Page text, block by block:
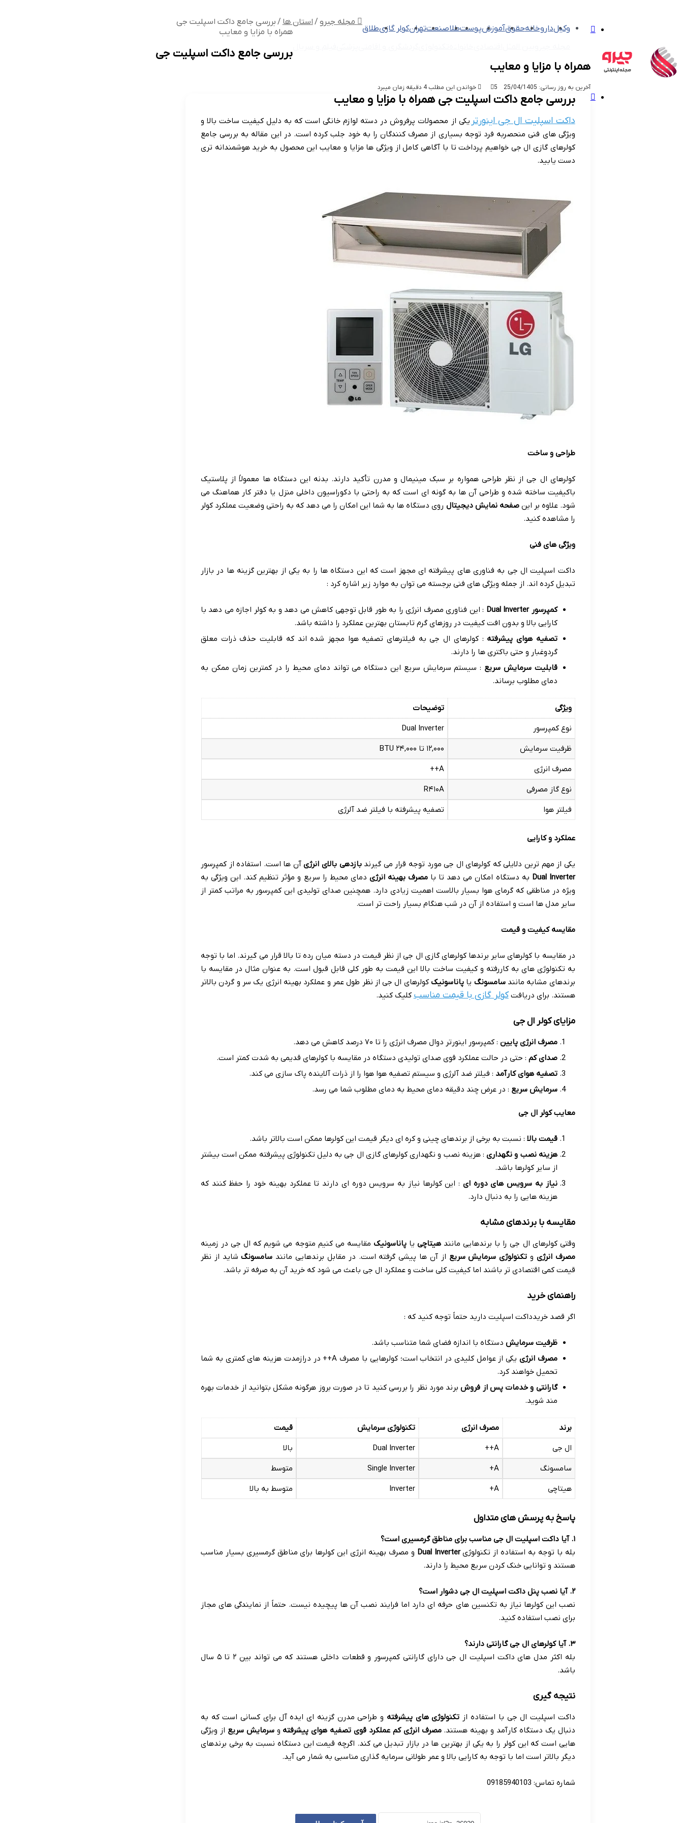
تغییر وکیلداروخانهحقوقآموزشپوستطلاصنعتتهرانکولر گازیطلاق
مجله جیرو /استان ها/ بررسی جامع داکت اسپلیت جی
همراه با مزایا و معایب
بررسی جامع داکت اسپلیت جی
همراه با مزایا و معایب
آخرین به روز رسانی: 25/04/1405 5 خواندن این مطلب 4 دقیقه زمان میبرد
بررسی جامع داکت اسپلیت جی همراه با مزایا و معایب
داکت اسپلیت ال جی اینورتریکی از محصولات پرفروش در دسته لوازم خانگی است که به دلیل کیفیت ساخت بالا و
ویژگی های فنی منحصربه فرد توجه بسیاری از مصرف کنندگان را به خود جلب کرده است. در این مقاله به بررسی جامع
کولرهای گازی ال جی خواهیم پرداخت تا با آگاهی کامل از ویژگی ها مزایا و معایب این محصول به خرید هوشمندانه تری
دست یابید.
طراحی و ساخت
کولرهای ال جی از نظر طراحی همواره بر سبک مینیمال و مدرن تأکید دارند. بدنه این دستگاه ها معمولاً از پلاستیک
باکیفیت ساخته شده و طراحی آن ها به گونه ای است که به راحتی با دکوراسیون داخلی منزل یا دفتر کار هماهنگ می
شود.علاوه بر اینصفحه نمایش دیجیتال روی دستگاه ها به شما این امکان را می دهد که به راحتی وضعیت عملکرد کولر
را مشاهده کنید.
ویژگی های فنی
داکت اسپلیت ال جی به فناوری های پیشرفته ای مجهز است که این دستگاه ها را به یکی از بهترین گزینه ها در بازار
تبدیل کرده اند. از جمله ویژگی های فنی برجسته می توان به موارد زیر اشاره کرد :
کمپرسورDual Inverter
: این فناوری مصرف انرژی را به طور قابل توجهی کاهش می دهد و به کولر اجازه می دهد با
کارایی بالا و بدون افت کیفیت در روزهای گرم تابستان بهترین عملکرد را داشته باشد.
تصفیه هوای پیشرفته :کولرهای ال جی به فیلترهای تصفیه هوا مجهز شده اند که قابلیت حذف ذرات معلق
گردوغبار و حتی باکتری ها را دارند.
قابلیت سرمایش سریع : سیستم سرمایش سریع این دستگاه می تواند دمای محیط را در کمترین زمان ممکن به
دمای مطلوب برساند.
ویژگی
توضیحات
نوع کمپرسور
Dual Inverter
ظرفیت سرمایش
۱۲,۰۰۰ تا ۲۴ ,۰۰۰
BTU
مصرف انرژی
A++
نوع گاز مصرفی
R۴۱۰A
فیلتر هوا
تصفیه پیشرفته با فیلتر ضد آلرژی
عملکرد و کارایی
یکی از مهم ترین دلایلی که کولرهای ال جی مورد توجه قرار می گیرندبازدهی بالای انرژیآن ها است. استفاده از کمپرسور
Dual Inverter به دستگاه امکان می دهد تا با مصرف بهینه انرژی دمای محیط را سریع و مؤثر تنظیم کند. این ویژگی به
ویژه در مناطقی که گرمای هوا بسیار بالاست اهمیت زیادی دارد. همچنین صدای تولیدی این کمپرسور به مراتب کمتر از
سایر مدل ها است و استفاده از آن در شب هنگام بسیار راحت تر است.
مقایسه کیفیت و قیمت
در مقایسه با کولرهای سایر برندها کولرهای گازی ال جی از نظر قیمت در دسته میان رده تا بالا قرار می گیرند. اما با توجه
به تکنولوژی های به کاررفته و کیفیت ساخت بالا این قیمت به طور کلی قابل قبول است. به عنوان مثال در مقایسه با
برندهای مشابه مانندسامسونگ یا پاناسونیک کولرهای ال جی از نظر طول عمر و عملکرد بهینه انرژی یک سر و گردن بالاتر
هستند. برای دریافتکولر گازی با قیمت مناسب کلیک کنید.
مزایای کولر ال جی
مصرف انرژی پایین :کمپرسور اینورتر دوال مصرف انرژی را تا ۷۰ درصد کاهش می دهد
.
صدای کم : حتی در حالت عملکرد قوی صدای تولیدی دستگاه در مقایسه با کولرهای قدیمی به شدت کمتر است.
تصفیه هوای کارآمد : فیلتر ضد آلرژی و سیستم تصفیه هوا هوا را از ذرات آلاینده پاک سازی می کند.
سرمایش سریع : در عرض چند دقیقه دمای محیط به دمای مطلوب شما می رسد.
معایب کولر ال جی
قیمت بالا : نسبت به برخی از برندهای چینی و کره ای دیگر قیمت این کولرها ممکن است بالاتر باشد.
هزینه نصب و نگهداری :هزینه نصب و نگهداری کولرهای گازی ال جی به دلیل تکنولوژی پیشرفته ممکن است بیشتر
از سایر کولرها باشد.
نیاز به سرویس های دوره ای : این کولرها نیاز به سرویس دوره ای دارند تا عملکرد بهینه خود را حفظ کنند که
هزینه هایی را به دنبال دارد.
مقایسه با برندهای مشابه
وقتی کولرهای ال جی را با برندهایی مانند هیتاچییاپاناسونیک مقایسه می کنیم متوجه می شویم که ال جی در زمینه
مصرف انرژی و تکنولوژی سرمایش سریع از آن ها پیشی گرفته است. در مقابل برندهایی مانند سامسونگشاید از نظر
قیمت کمی اقتصادی تر باشند اما کیفیت کلی ساخت و عملکرد ال جی باعث می شود که خرید آن به صرفه تر باشد.
راهنمای خرید
اگر قصد خریدداکت اسپلیت دارید حتماً توجه کنید که :
ظرفیت سرمایش دستگاه با اندازه فضای شما متناسب باشد.
مصرف انرژی یکی از عوامل کلیدی در انتخاب است؛ کولرهایی با مصرف A++
در درازمدت هزینه های کمتری به شما
تحمیل خواهند کرد.
گارانتی و خدمات پس از فروشبرند مورد نظر را بررسی کنید تا در صورت بروز هرگونه مشکل بتوانید از خدمات بهره
مند شوید.
برند مصرف انرژی تکنولوژی سرمایش
قیمت
ال جی
A++
Dual Inverter
بالا
سامسونگ
A+
Single Inverter
متوسط
هیتاچی
A+
Inverter متوسط به بالا
پاسخ به پرسش های متداول
۱.آیا داکت اسپلیت ال جی مناسب برای مناطق گرمسیری است؟
بله با توجه به استفاده از تکنولوژیDual Inverter و مصرف بهینه انرژی این کولرها برای مناطق گرمسیری بسیار مناسب
هستند و توانایی خنک کردن سریع محیط را دارند.
۲.آیا نصب پنل داکت اسپلیت ال جی دشوار است؟
نصب این کولرها نیاز به تکنسین های حرفه ای دارد اما فرایند نصب آن ها پیچیده نیست. حتماً از نمایندگی های مجاز
برای نصب استفاده کنید.
۳.آیا کولرهای ال جی گارانتی دارند؟
بله اکثر مدل های داکت اسپلیت ال جی دارای گارانتی کمپرسور و قطعات داخلی هستند که می تواند بین ۲ تا ۵ سال
باشد.
نتیجه گیری
داکت اسپلیت ال جی با استفاده از تکنولوژی های پیشرفته و طراحی مدرن گزینه ای ایده آل برای کسانی است که به
دنبال یک دستگاه کارآمد و بهینه هستند.مصرف انرژی کم عملکرد قوی تصفیه هوای پیشرفته وسرمایش سریع از ویژگی
هایی است که این کولر را به یکی از بهترین ها در بازار تبدیل می کند. اگرچه قیمت این دستگاه نسبت به برخی برندهای
دیگر بالاتر است اما با توجه به کارایی بالا و عمر طولانی سرمایه گذاری مناسبی به شمار می آید.
شماره تماس: 09185940103